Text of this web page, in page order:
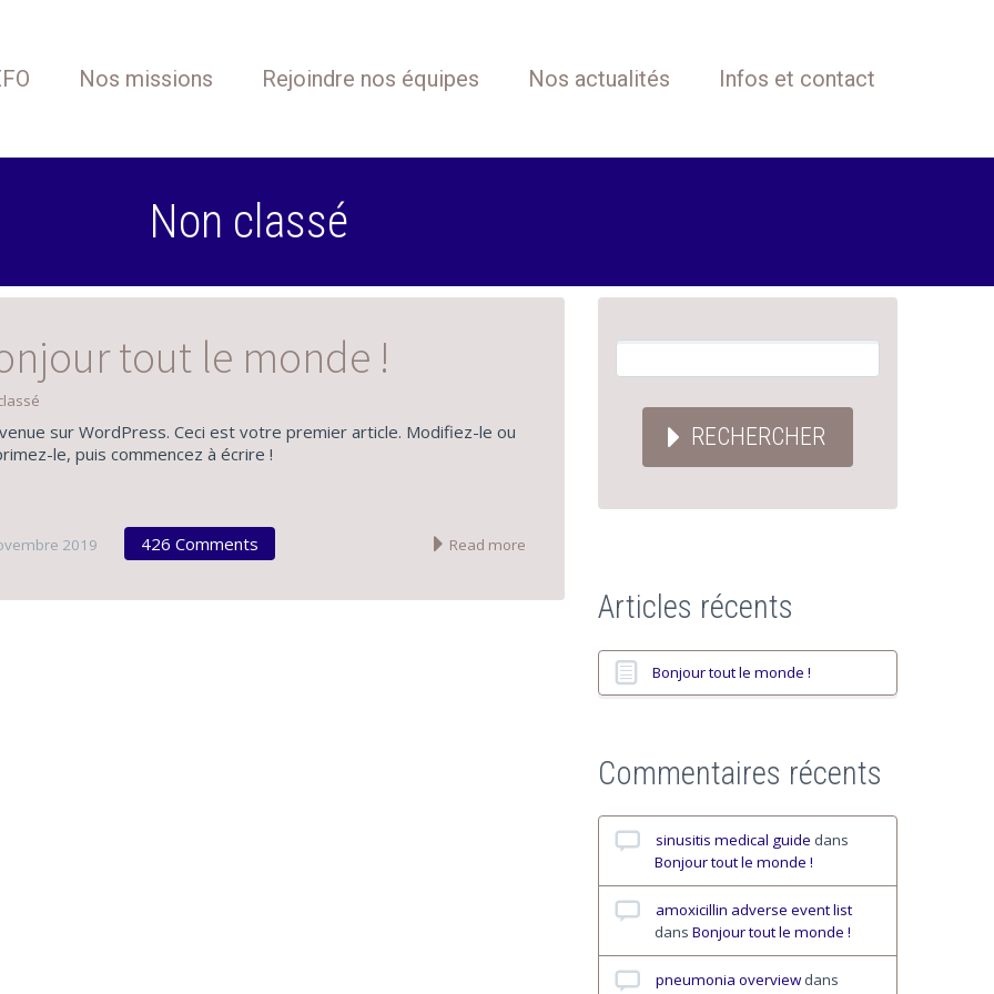
Nos missions Rejoindre nos équipes Nos actualités Infos et contact
Non classé
tout le monde !
sur WordPress. Ceci est votre premier article. Modifiez-le ou
le, puis commencez à écrire !
2019 426 Comments Read more
RECHERCHER
Articles récents
Bonjour tout le monde !
Commentaires récents
sinusitis medical guide dans
Bonjour tout le monde !
amoxicillin adverse event list
dans Bonjour tout le monde !
pneumonia overviewdans